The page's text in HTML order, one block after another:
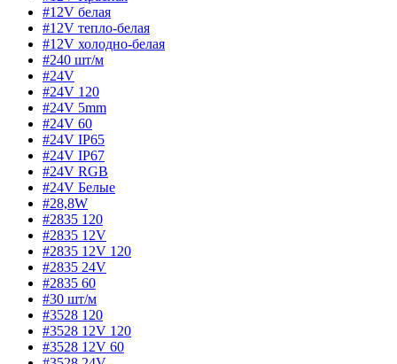
#12V белая
#12V тепло-белая
#12V холодно-белая
#240 шт/м
#24V
#24V 120
#24V 5mm
#24V 60
#24V IP65
#24V IP67
#24V RGB
#24V Белые
#28,8W
#2835 120
#2835 12V
#2835 12V 120
#2835 24V
#2835 60
#30 шт/м
#3528 120
#3528 12V 120
#3528 12V 60